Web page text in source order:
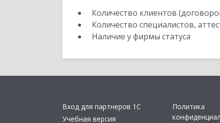
Количество клиентов
Количество специалистов,
Наличие у фирмы статуса
Вход для партнеров 1С
Учебная версия
Политика